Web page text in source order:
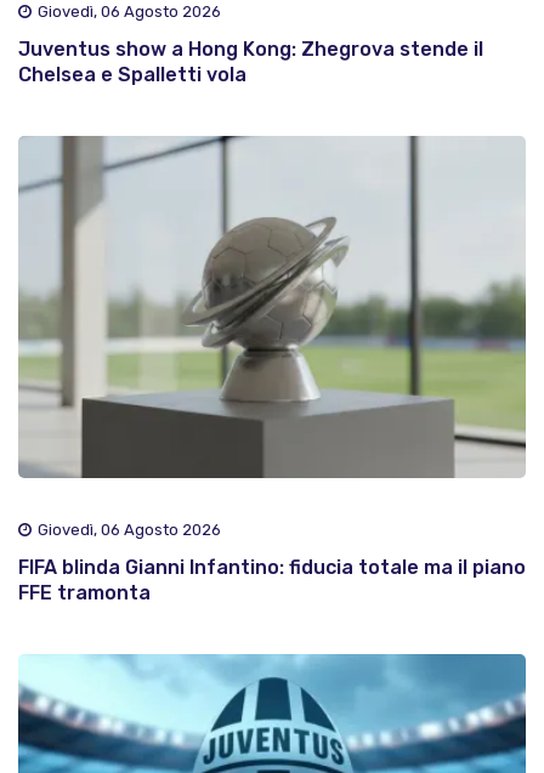
Giovedì, 06 Agosto 2026
Juventus show a Hong Kong: Zhegrova stende il
Chelsea e Spalletti vola
Giovedì, 06 Agosto 2026
FIFA blinda Gianni Infantino: fiducia totale ma il piano
FFE tramonta